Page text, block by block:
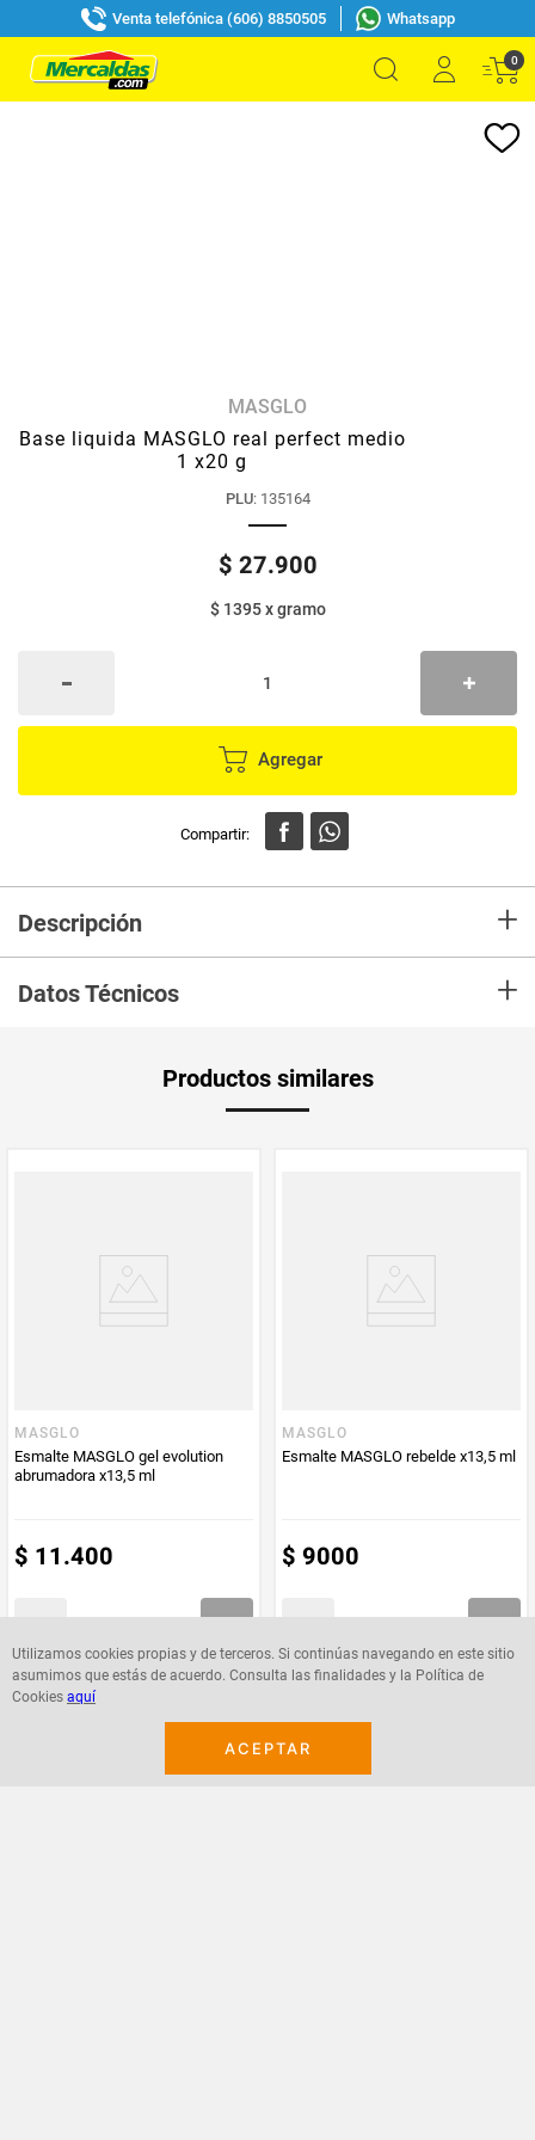
Venta telefónica (606) 8850505 Whatsapp
0
Utilizamos cookies propias y de terceros. Si continúas navegando en este sitio
asumimos que estás de acuerdo. Consulta las finalidades y la Política de
Cookies aquí
ACEPTAR
MASGLO
Base liquida MASGLO real perfect medio
1 x20 g
PLU: 135164
$ 27.900
$ 1395xgramo
Agregar
Descripción +
Datos Técnicos +
Productos similares
MASGLO
Esmalte MASGLO gel evolution
abrumadora x13,5 ml
$ 11.400
MASGLO
Esmalte MASGLO rebelde x13,5 ml
$ 9000